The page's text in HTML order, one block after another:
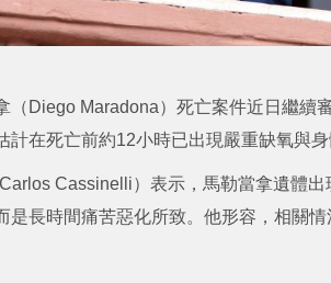
（Diego Maradona）死亡案件近日繼續
計在死亡前約12小時已出現嚴重缺氧與身
Cassinelli）表示，馬勒當拿遺體
是長時間痛苦惡化所致。他形容，相關